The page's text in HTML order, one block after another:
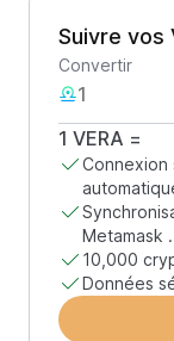
Suivre vos
Convertir
1 VERA =
Connexion
Metamask
10,000
Données